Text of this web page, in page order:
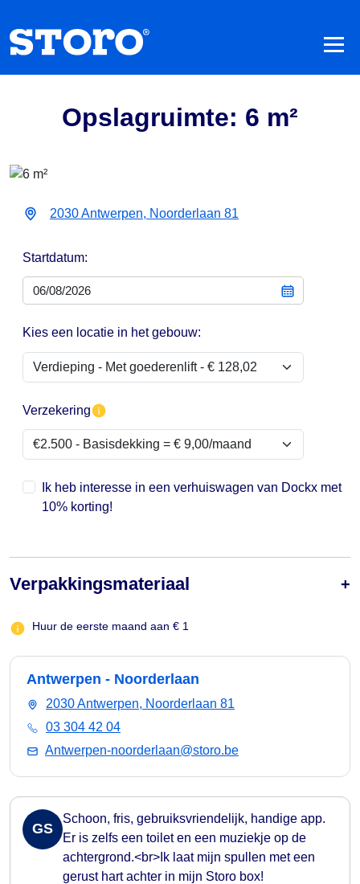
Opslagruimte: 6 m²
2030 Antwerpen, Noorderlaan 81
Startdatum:
Kies een locatie in het gebouw:
Verzekering
Ik heb interesse in een verhuiswagen van Dockx met
10% korting!
Verpakkingsmateriaal
Huur de eerste maand aan € 1
Antwerpen - Noorderlaan
2030 Antwerpen, Noorderlaan 81
03 304 42 04
Antwerpen-noorderlaan@storo.be
GS
Schoon, fris, gebruiksvriendelijk, handige app.
Er is zelfs een toilet en een muziekje op de
achtergrond.<br>Ik laat mijn spullen met een
gerust hart achter in mijn Storo box!